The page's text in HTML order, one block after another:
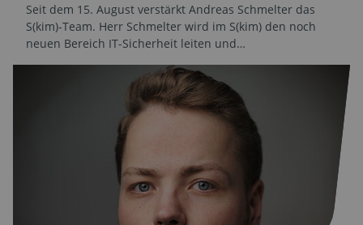
Seit dem 15. August verstärkt Andreas Schmelter das
S(kim)-Team. Herr Schmelter wird im S(kim) den noch
neuen Bereich IT-Sicherheit leiten und…